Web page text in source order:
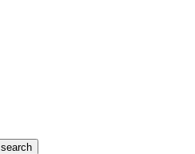
search